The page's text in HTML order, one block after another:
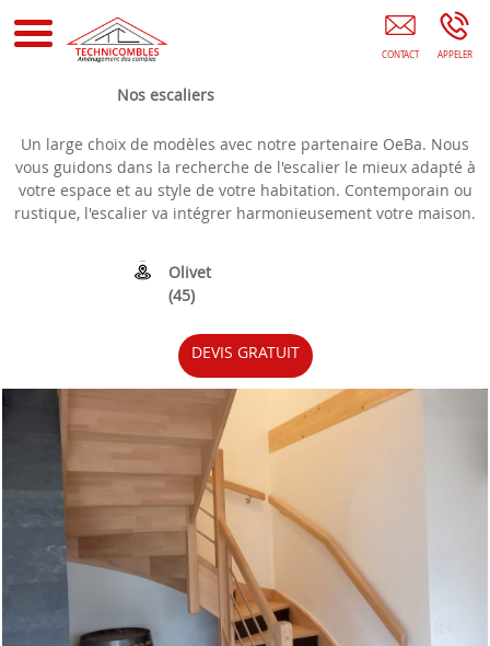
Aménagement Des Combles Orléans Isolation Des Combles
Olivet Rénovation Des Combles Loiret (45)
Nos escaliers
Un large choix de modèles avec notre partenaire OeBa. Nous
vous guidons dans la recherche de l'escalier le mieux adapté à
votre espace et au style de votre habitation. Contemporain ou
rustique, l'escalier va intégrer harmonieusement votre maison.
Olivet
(45)
DEVIS GRATUIT